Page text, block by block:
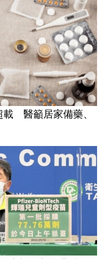
載 醫籲居家備藥、